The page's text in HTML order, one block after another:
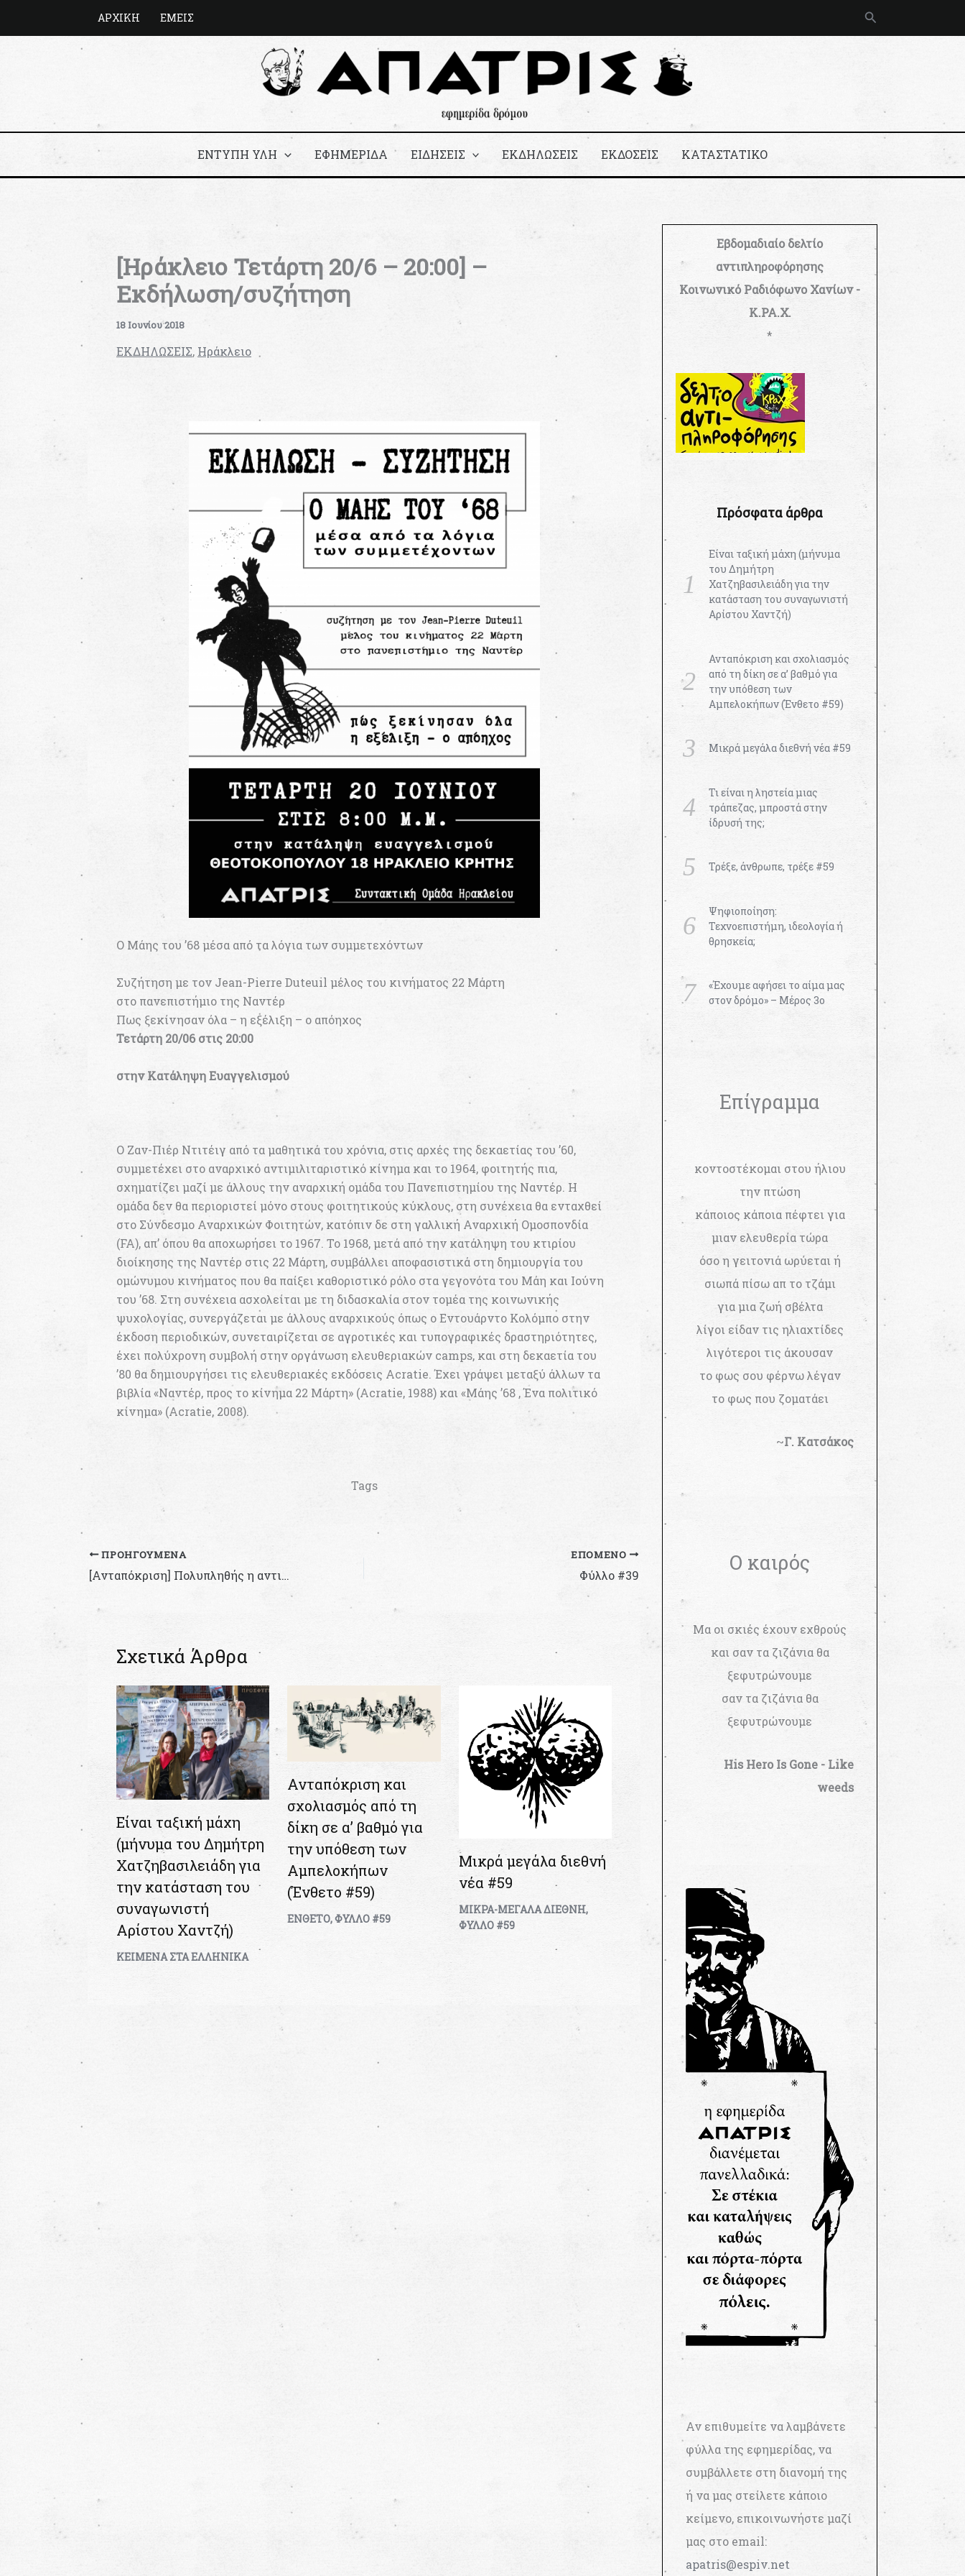
ΑΡΧΙΚΗ ΕΜΕΙΣ Αναζήτηση
ΕΝΤΥΠΗ ΥΛΗ ΕΦΗΜΕΡΙΔΑ ΕΙΔΗΣΕΙΣ ΕΚΔΗΛΩΣΕΙΣ ΕΚΔΟΣΕΙΣ ΚΑΤΑΣΤΑΤΙΚΟ
[Ηράκλειο Τετάρτη 20/6 – 20:00] –
Εκδήλωση/συζήτηση
18 Ιουνίου 2018
ΕΚΔΗΛΩΣΕΙΣ, Ηράκλειο
Ο Μάης του ’68 μέσα από τα λόγια των συμμετεχόντων
Συζήτηση με τον Jean-Pierre Duteuil μέλος του κινήματος 22 Μάρτη
στο πανεπιστήμιο της Ναντέρ
Πως ξεκίνησαν όλα – η εξέλιξη – ο απόηχος
Τετάρτη 20/06 στις 20:00
στην Κατάληψη Ευαγγελισμού
Ο Ζαν-Πιέρ Ντιτέιγ από τα μαθητικά του χρόνια, στις αρχές της δεκαετίας του ’60,
συμμετέχει στο αναρχικό αντιμιλιταριστικό κίνημα και το 1964, φοιτητής πια,
σχηματίζει μαζί με άλλους την αναρχική ομάδα του Πανεπιστημίου της Ναντέρ. Η
ομάδα δεν θα περιοριστεί μόνο στους φοιτητικούς κύκλους, στη συνέχεια θα ενταχθεί
στο Σύνδεσμο Αναρχικών Φοιτητών, κατόπιν δε στη γαλλική Αναρχική Ομοσπονδία
(FA), απ’ όπου θα αποχωρήσει το 1967. Το 1968, μετά από την κατάληψη του κτιρίου
διοίκησης της Ναντέρ στις 22 Μάρτη, συμβάλλει αποφασιστικά στη δημιουργία του
ομώνυμου κινήματος που θα παίξει καθοριστικό ρόλο στα γεγονότα του Μάη και Ιούνη
του ’68. Στη συνέχεια ασχολείται με τη διδασκαλία στον τομέα της κοινωνικής
ψυχολογίας, συνεργάζεται με άλλους αναρχικούς όπως ο Εντουάρντο Κολόμπο στην
έκδοση περιοδικών, συνεταιρίζεται σε αγροτικές και τυπογραφικές δραστηριότητες,
έχει πολύχρονη συμβολή στην οργάνωση ελευθεριακών camps, και στη δεκαετία του
’80 θα δημιουργήσει τις ελευθεριακές εκδόσεις Acratie. Έχει γράψει μεταξύ άλλων τα
βιβλία «Ναντέρ, προς το κίνημα 22 Μάρτη» (Acratie, 1988) και «Μάης ’68 , Ένα πολιτικό
κίνημα» (Acratie, 2008).
Tags
ΠΡΟΗΓΟΎΜΕΝΑ
[Ανταπόκριση] Πολυπληθής η αντιφασιστική- διεθνιστική πορεία σήμερα (16/06) στα Χανιά
ΕΠΌΜΕΝΟ
Φύλλο #39
Σχετικά Άρθρα
Είναι ταξική μάχη
(μήνυμα του Δημήτρη
Χατζηβασιλειάδη για
την κατάσταση του
συναγωνιστή
Αρίστου Χαντζή)
KEIMENA ΣΤΑ ΕΛΛΗΝΙΚΑ
Ανταπόκριση και
σχολιασμός από τη
δίκη σε α’ βαθμό για
την υπόθεση των
Αμπελοκήπων
(Ένθετο #59)
ΕΝΘΕΤΟ,ΦΥΛΛΟ #59
Μικρά μεγάλα διεθνή
νέα #59
ΜΙΚΡΑ-ΜΕΓΑΛΑ ΔΙΕΘΝΗ,
ΦΥΛΛΟ #59
Εβδομαδιαίο δελτίο
αντιπληροφόρησης
Κοινωνικό Ραδιόφωνο Χανίων -
Κ.ΡΑ.Χ.
*
Πρόσφατα άρθρα
Είναι ταξική μάχη (μήνυμα
του Δημήτρη
Χατζηβασιλειάδη για την
κατάσταση του συναγωνιστή
Αρίστου Χαντζή)
Ανταπόκριση και σχολιασμός
από τη δίκη σε α’ βαθμό για
την υπόθεση των
Αμπελοκήπων (Ένθετο #59)
Μικρά μεγάλα διεθνή νέα #59
Τι είναι η ληστεία μιας
τράπεζας, μπροστά στην
ίδρυσή της;
Τρέξε, άνθρωπε, τρέξε #59
Ψηφιοποίηση:
Τεχνοεπιστήμη, ιδεολογία ή
θρησκεία;
«Έχουμε αφήσει το αίμα μας
στον δρόμο» – Μέρος 3ο
Επίγραμμα
κοντοστέκομαι στου ήλιου
την πτώση
κάποιος κάποια πέφτει για
μιαν ελευθερία τώρα
όσο η γειτονιά ωρύεται ή
σιωπά πίσω απ το τζάμι
για μια ζωή σβέλτα
λίγοι είδαν τις ηλιαχτίδες
λιγότεροι τις άκουσαν
το φως σου φέρνω λέγαν
το φως που ζοματάει
~Γ. Κατσάκος
Ο καιρός
Μα οι σκιές έχουν εχθρούς
και σαν τα ζιζάνια θα
ξεφυτρώνουμε
σαν τα ζιζάνια θα
ξεφυτρώνουμε
His Hero Is Gone - Like
weeds
Αν επιθυμείτε να λαμβάνετε
φύλλα της εφημερίδας, να
συμβάλλετε στη διανομή της
ή να μας στείλετε κάποιο
κείμενο, επικοινωνήστε μαζί
μας στο email:
apatris@espiv.net